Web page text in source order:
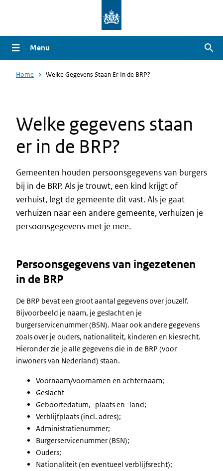
naar
de
gaan
Menu
Home Welke Gegevens Staan Er In de BRP?
Welke gegevens staan
er in de BRP?
Gemeenten houden persoonsgegevens van burgers
bij in de BRP. Als je trouwt, een kind krijgt of
verhuist, legt de gemeente dit vast. Als je gaat
verhuizen naar een andere gemeente, verhuizen je
persoonsgegevens met je mee.
Persoonsgegevens van ingezetenen
in de BRP
De BRP bevat een groot aantal gegevens over jouzelf.
Bijvoorbeeld je naam, je geslacht en je
burgerservicenummer (BSN). Maar ook andere gegevens
zoals over je ouders, nationaliteit, kinderen en kiesrecht.
Hieronder zie je alle gegevens die in de BRP (voor
inwoners van Nederland) staan.
Voornaam/voornamen en achternaam;
Geslacht
Geboortedatum, -plaats en -land;
Verblijfplaats (incl. adres);
Administratienummer;
Burgerservicenummer (BSN);
Ouders;
Nationaliteit (en eventueel verblijfsrecht);